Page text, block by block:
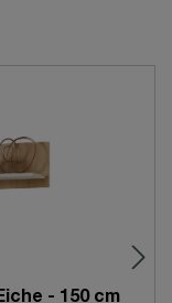
- 150 cm